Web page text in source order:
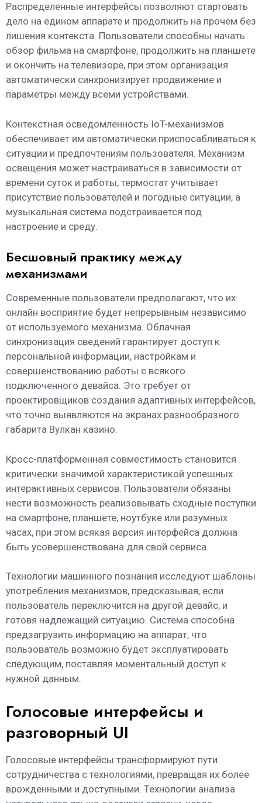
Распределенные интерфейсы позволяют стартовать
дело на едином аппарате и продолжить на прочем без
лишения контекста. Пользователи способны начать
обзор фильма на смартфоне, продолжить на планшете
и окончить на телевизоре, при этом организация
автоматически синхронизирует продвижение и
параметры между всеми устройствами.
Контекстная осведомленность IoT-механизмов
обеспечивает им автоматически приспосабливаться к
ситуации и предпочтениям пользователя. Механизм
освещения может настраиваться в зависимости от
времени суток и работы, термостат учитывает
присутствие пользователей и погодные ситуации, а
музыкальная система подстраивается под
настроение и среду.
Бесшовный практику между
механизмами
Современные пользователи предполагают, что их
онлайн восприятие будет непрерывным независимо
от используемого механизма. Облачная
синхронизация сведений гарантирует доступ к
персональной информации, настройкам и
совершенствованию работы с всякого
подключенного девайса. Это требует от
проектировщиков создания адаптивных интерфейсов,
что точно выявляются на экранах разнообразного
габарита Вулкан казино.
Кросс-платформенная совместимость становится
критически значимой характеристикой успешных
интерактивных сервисов. Пользователи обязаны
нести возможность реализовывать сходные поступки
на смартфоне, планшете, ноутбуке или разумных
часах, при этом всякая версия интерфейса должна
быть усовершенствована для свой сервиса.
Технологии машинного познания исследуют шаблоны
употребления механизмов, предсказывая, если
пользователь переключится на другой девайс, и
готовя надлежащий ситуацию. Система способна
предзагрузить информацию на аппарат, что
пользователь возможно будет эксплуатировать
следующим, поставляя моментальный доступ к
нужной данным.
Голосовые интерфейсы и
разговорный UI
Голосовые интерфейсы трансформируют пути
сотрудничества с технологиями, превращая их более
врожденными и доступными. Технологии анализа